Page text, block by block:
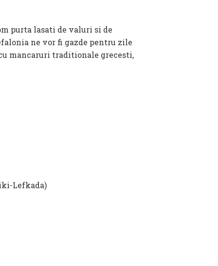
ne vor fi gazde pentru zile
mancaruri traditionale grecesti,
Lefkada)